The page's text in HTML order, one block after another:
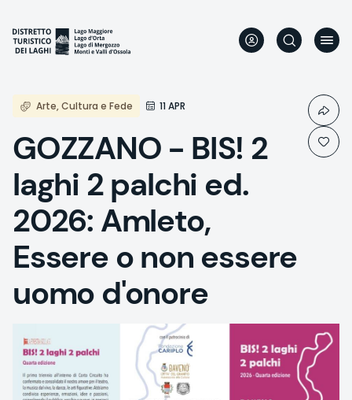
Inhalt
Arte, Cultura e Fede 11 APR
GOZZANO - BIS! 2
laghi 2 palchi ed.
2026: Amleto,
Essere o non essere
uomo d'onore